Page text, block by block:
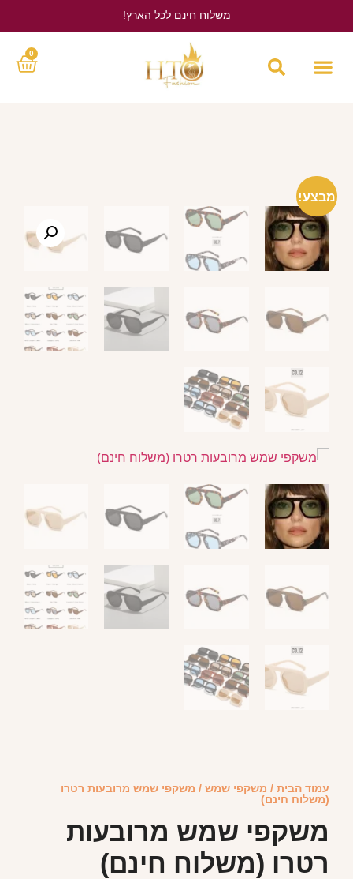
משלוח חינם לכל הארץ!
0
מבצע!
עמוד הבית / משקפי שמש / משקפי שמש מרובעות רטרו
(משלוח חינם)
משקפי שמש מרובעות
רטרו (משלוח חינם)